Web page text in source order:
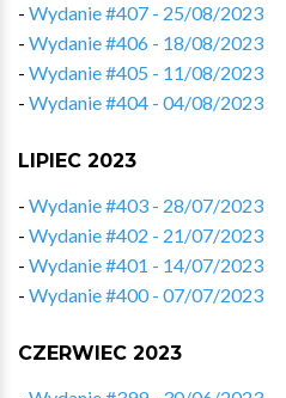
- Wydanie #407 - 25/08/2023
- Wydanie #406 - 18/08/2023
- Wydanie #405 - 11/08/2023
- Wydanie #404 - 04/08/2023
LIPIEC 2023
- Wydanie #403 - 28/07/2023
- Wydanie #402 - 21/07/2023
- Wydanie #401 - 14/07/2023
- Wydanie #400 - 07/07/2023
CZERWIEC 2023